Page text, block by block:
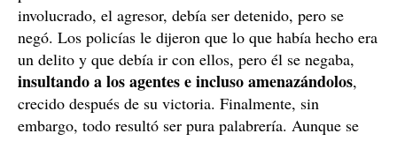
involucrado, el agresor, debía ser detenido, pero se
negó. Los policías le dijeron que lo que había hecho era
un delito y que debía ir con ellos, pero él se negaba,
insultando a los agentes e incluso amenazándolos,
crecido después de su victoria. Finalmente, sin
embargo, todo resultó ser pura palabrería. Aunque se